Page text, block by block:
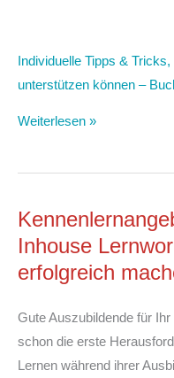
Individuelle Tipps &
unterstützen können –
Weiterlesen »
Inhouse
erfolgreich
Gute Auszubildende für
schon die erste
Lernen während ihrer